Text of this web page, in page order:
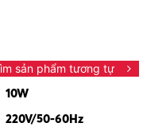
sản phẩm tương tự
10W
220V/50-60Hz